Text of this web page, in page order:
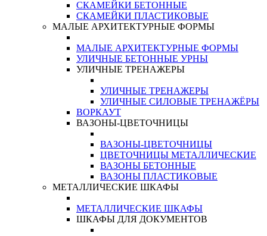
СКАМЕЙКИ БЕТОННЫЕ
СКАМЕЙКИ ПЛАСТИКОВЫЕ
МАЛЫЕ АРХИТЕКТУРНЫЕ ФОРМЫ
МАЛЫЕ АРХИТЕКТУРНЫЕ ФОРМЫ
УЛИЧНЫЕ БЕТОННЫЕ УРНЫ
УЛИЧНЫЕ ТРЕНАЖЕРЫ
УЛИЧНЫЕ ТРЕНАЖЕРЫ
УЛИЧНЫЕ СИЛОВЫЕ ТРЕНАЖЁРЫ
ВОРКАУТ
ВАЗОНЫ-ЦВЕТОЧНИЦЫ
ВАЗОНЫ-ЦВЕТОЧНИЦЫ
ЦВЕТОЧНИЦЫ МЕТАЛЛИЧЕСКИЕ
ВАЗОНЫ БЕТОННЫЕ
ВАЗОНЫ ПЛАСТИКОВЫЕ
МЕТАЛЛИЧЕСКИЕ ШКАФЫ
МЕТАЛЛИЧЕСКИЕ ШКАФЫ
ШКАФЫ ДЛЯ ДОКУМЕНТОВ